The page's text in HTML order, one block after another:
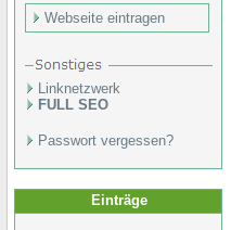
Webseite eintragen
Linknetzwerk
FULL SEO
Passwort vergessen?
Einträge